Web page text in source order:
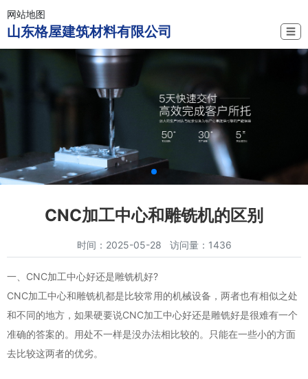
网站地图
山东格屋建筑材料有限公司 ☰
CNC加工中心和雕铣机的区别
时间：2025-05-28 访问量：1436
一、CNC加工中心好还是雕铣机好?
CNC加工中心和雕铣机都是比较常用的机械设备，两者也有相似之处
和不同的地方，如果硬要说CNC加工中心好还是雕铣好是很难有一个
准确的答案的。用处不一样是没办法相比较的。只能在一些小的方面
去比较这两者的优劣。